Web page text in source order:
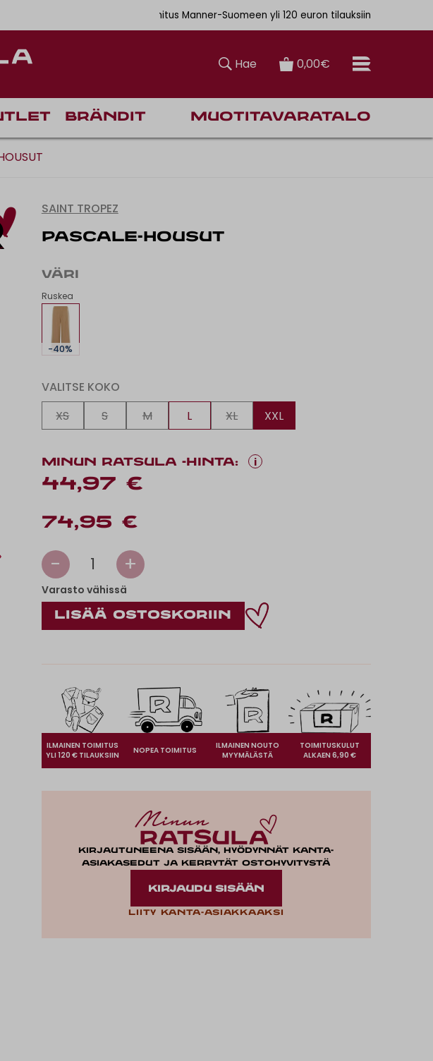
Ilmainen toimitus Manner-Suomeen yli 120 euron tilauksiin
Hae 0,00€
Brändit Muotitavaratalo
SAINT TROPEZ
PASCALE-HOUSUT
VÄRI
Ruskea
-40%
VALITSE KOKO
XS
S M L XL XXL
MINUN RATSULA -HINTA: i
44,97 €
74,95 €
- 1 +
Varasto vähissä
ILMAINEN TOIMITUS
YLI 120 € TILAUKSIIN
NOPEA TOIMITUS
ILMAINEN NOUTO
MYYMÄLÄSTÄ
TOIMITUSKULUT
ALKAEN 6,90 €
Kirjautuneena sisään, hyödynnät kanta-
asiakasedut ja kerrytät ostohyvitystä
KIRJAUDU SISÄÄN
Liity kanta-asiakkaaksi